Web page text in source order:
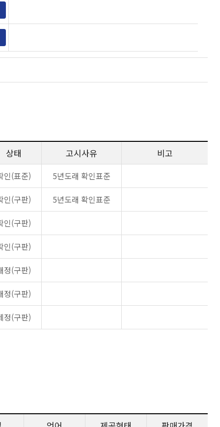
상태 고시사유 비고
인(표준)
5년도래 확인표준
인(구판)
5년도래 확인표준
인(구판)
인(구판)
정(구판)
정(구판)
정(구판)